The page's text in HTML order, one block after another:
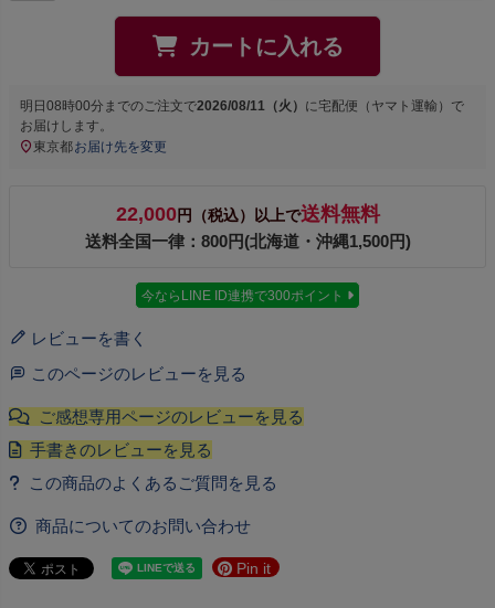
カートに入れる
明日 08時00分 までのご注文で2026/08/11（火） に宅配便（ヤマト運輸） で
お届けします。
東京都お届け先を変更
22,000円（税込）以上で送料無料
送料全国一律：800円(北海道・沖縄1,500円)
今ならLINE ID連携で300ポイント
レビューを書く
このページのレビューを見る
商品についてのお問い合わせ
Pin it